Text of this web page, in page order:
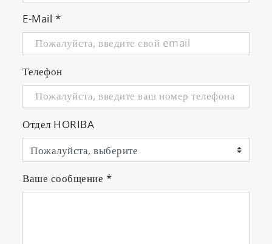
E-Mail *
Телефон
Отдел HORIBA
Ваше сообщение *